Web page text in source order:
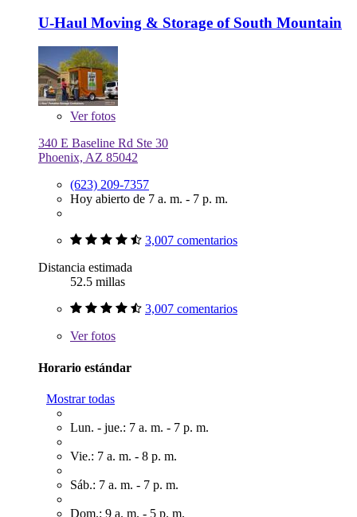
U-Haul Moving & Storage of South Mountain
Verfotos
340 E Baseline Rd Ste 30
Phoenix, AZ 85042
(623) 209-7357
Hoy abierto de 7 a. m. - 7 p. m.
3,007 comentarios
Distancia estimada
52.5 millas
3,007 comentarios
Verfotos
Horario estándar
Mostrar todas
Lun. - jue.: 7 a. m. - 7 p. m.
Vie.: 7 a. m. - 8 p. m.
Sáb.: 7 a. m. - 7 p. m.
Dom.: 9 a. m. - 5 p. m.